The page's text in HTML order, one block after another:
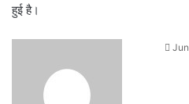
हुई है।
Send